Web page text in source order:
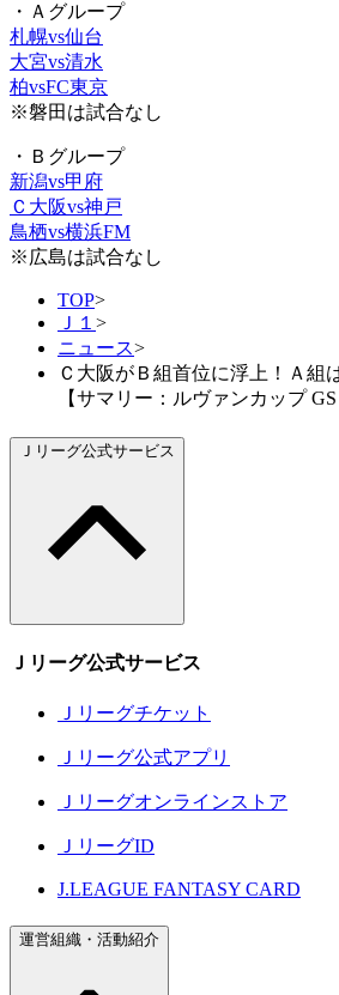
・Ａグループ
札幌vs仙台
大宮vs清水
柏vsFC東京
※磐田は試合なし
・Ｂグループ
新潟vs甲府
Ｃ大阪vs神戸
鳥栖vs横浜FM
※広島は試合なし
TOP>
Ｊ１ >
ニュース>
Ｃ大阪がＢ組首位に浮上！Ａ組
【サマリー：ルヴァンカップ GS
Ｊリーグ公式サービス
Ｊリーグ公式サービス
Ｊリーグチケット
Ｊリーグ公式アプリ
Ｊリーグオンラインストア
ＪリーグID
J.LEAGUE FANTASY CARD
運営組織・活動紹介